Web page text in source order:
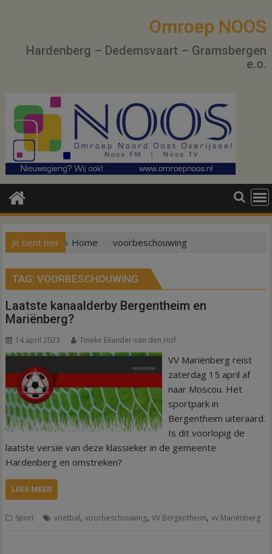
Omroep NOOS
Hardenberg – Dedemsvaart – Gramsbergen
e.o.
Je bent hier Home voorbeschouwing
TAG:VOORBESCHOUWING
Laatste kanaalderby Bergentheim en
Mariënberg?
14 april 2023 Tineke Eilander-van den Hof
VV Mariënberg reist
zaterdag 15 april af
naar Moscou. Het
sportpark in
Bergentheim uiteraard.
Is dit voorlopig de
laatste versie van deze klassieker in de gemeente
Hardenberg en omstreken?
LEES MEER
Sport voetbal,voorbeschouwing,VV Bergentheim,vv Mariënberg